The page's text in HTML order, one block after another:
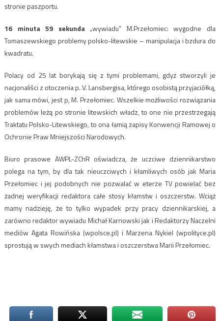
stronie paszportu.
16 minuta 59 sekunda„wywiadu” M.Przełomiec: wygodne dla
Tomaszewskiego problemy polsko-litewskie – manipulacja i bzdura do
kwadratu.
Polacy od 25 lat borykają się z tymi problemami, gdyż stworzyli je
nacjonaliści z otoczenia p. V. Lansbergisa, którego osobistą przyjaciółką,
jak sama mówi, jest p, M. Przełomiec. Wszelkie możliwości rozwiązania
problemów leżą po stronie litewskich władz, to one nie przestrzegają
Traktatu Polsko-Litewskiego, to ona łamią zapisy Konwencji Ramowej o
Ochronie Praw Mniejszości Narodowych.
Biuro prasowe AWPL-ZChR oświadcza, że uczciwe dziennikarstwo
polega na tym, by dla tak nieuczciwych i kłamliwych osób jak Maria
Przełomiec i jej podobnych nie pozwalać w eterze TV powielać bez
żadnej weryfikacji redaktora całe stosy kłamstw i oszczerstw. Wciąż
mamy nadzieję, że to tylko wypadek przy pracy dziennikarskiej, a
zarówno redaktor wywiadu Michał Karnowski jak i Redaktorzy Naczelni
mediów Agata Rowińska (wpolsce.pl) i Marzena Nykiel (wpolityce.pl)
sprostują w swych mediach kłamstwa i oszczerstwa Marii Przełomiec.